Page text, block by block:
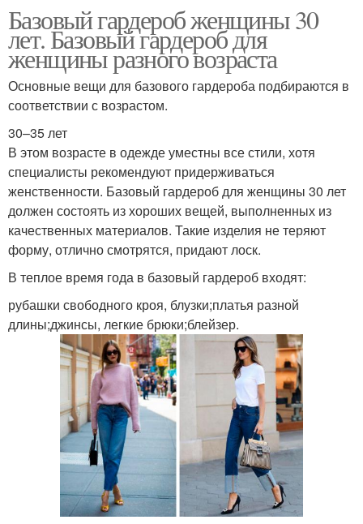
Базовый гардероб женщины 30
лет. Базовый гардероб для
женщины разного возраста
Основные вещи для базового гардероба подбираются в
соответствии с возрастом.
30–35 лет
В этом возрасте в одежде уместны все стили, хотя
специалисты рекомендуют придерживаться
женственности. Базовый гардероб для женщины 30 лет
должен состоять из хороших вещей, выполненных из
качественных материалов. Такие изделия не теряют
форму, отлично смотрятся, придают лоск.
В теплое время года в базовый гардероб входят:
рубашки свободного кроя, блузки;платья разной
длины;джинсы, легкие брюки;блейзер.